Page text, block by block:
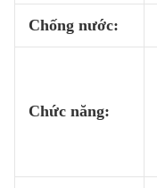
Chống nước:
Chức năng: